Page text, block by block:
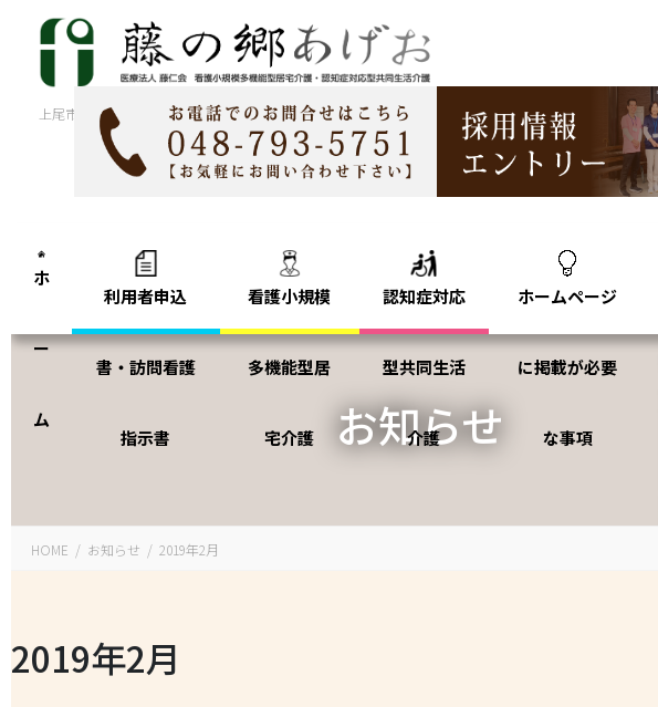
上尾市で看護小規模多機能型居宅介護・認知症対応型共同生活介護は「藤の郷あげお」へ
ホ
ー
ム
利用者申込
書・訪問看護
指示書
看護小規模
多機能型居
宅介護
認知症対応
型共同生活
介護
ホームページ
に掲載が必要
な事項
お知らせ
HOME お知らせ 2019年2月
2019年2月